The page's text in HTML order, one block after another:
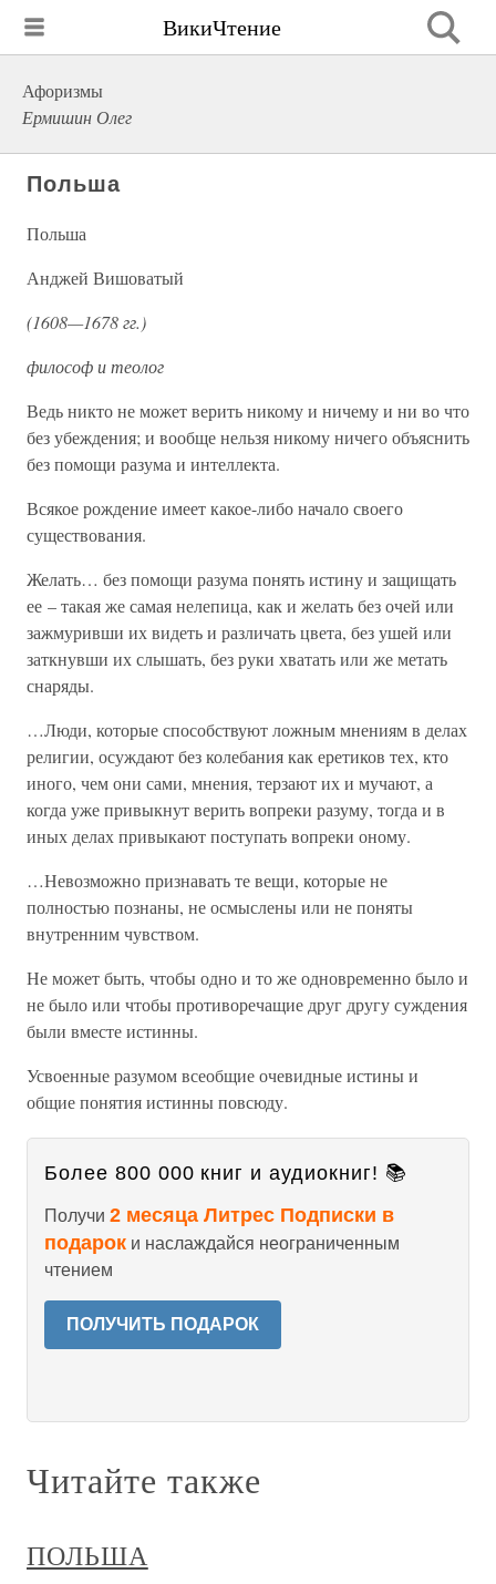
ВикиЧтение
Афоризмы
Ермишин Олег
Польша
Польша
Анджей Вишоватый
(1608—1678 гг.)
философ и теолог
Ведь никто не может верить никому и ничему и ни во что
без убеждения; и вообще нельзя никому ничего объяснить
без помощи разума и интеллекта.
Всякое рождение имеет какое-либо начало своего
существования.
Желать… без помощи разума понять истину и защищать
ее – такая же самая нелепица, как и желать без очей или
зажмуривши их видеть и различать цвета, без ушей или
заткнувши их слышать, без руки хватать или же метать
снаряды.
…Люди, которые способствуют ложным мнениям в делах
религии, осуждают без колебания как еретиков тех, кто
иного, чем они сами, мнения, терзают их и мучают, а
когда уже привыкнут верить вопреки разуму, тогда и в
иных делах привыкают поступать вопреки оному.
…Невозможно признавать те вещи, которые не
полностью познаны, не осмыслены или не поняты
внутренним чувством.
Не может быть, чтобы одно и то же одновременно было и
не было или чтобы противоречащие друг другу суждения
были вместе истинны.
Усвоенные разумом всеобщие очевидные истины и
общие понятия истинны повсюду.
Более 800 000 книг и аудиокниг! 📚
Получи 2 месяца Литрес Подписки в
подарок и наслаждайся неограниченным
чтением
ПОЛУЧИТЬ ПОДАРОК
Читайте также
ПОЛЬША